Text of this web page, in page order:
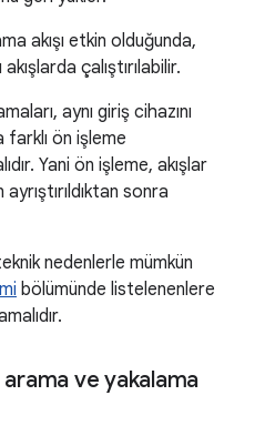
akışı etkin olduğunda,
çalıştırılabilir.
aynı giriş cihazını
farklı ön işleme
Yani ön işleme, akışlar
sonra
nedenlerle mümkün
bölümünde listelenenlere
arama ve yakalama